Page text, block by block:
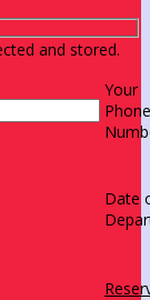
and stored.
Your
Phone
Date